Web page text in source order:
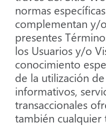
normas
complementan y/
presentes
los Usuarios y/o
conocimiento
de la utilización
informativos,
transaccionales
también